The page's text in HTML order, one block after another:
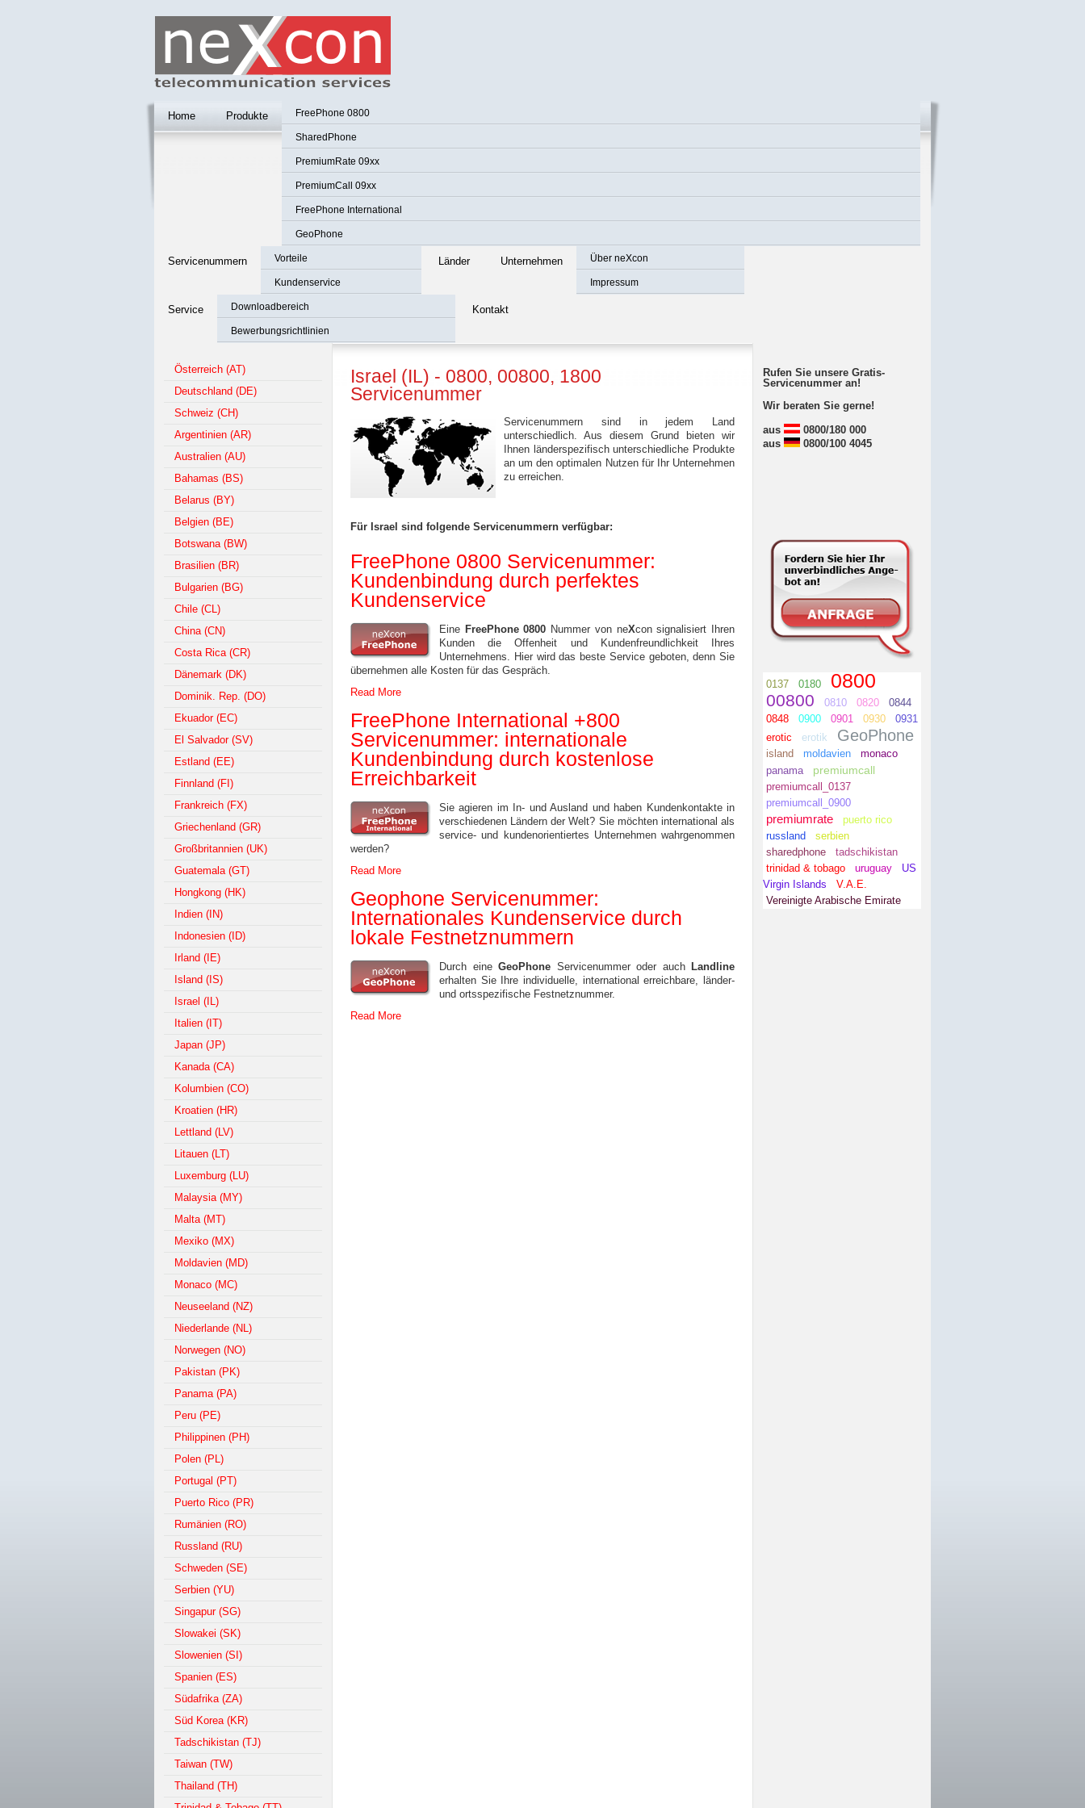
Home Produkte FreePhone 0800
SharedPhone
PremiumRate 09xx
PremiumCall 09xx
FreePhone International
GeoPhone
Servicenummern Vorteile
Kundenservice
Länder Unternehmen Über neXcon
Impressum
Service Downloadbereich
Bewerbungsrichtlinien
Kontakt
Österreich (AT)
Deutschland (DE)
Schweiz (CH)
Argentinien (AR)
Australien (AU)
Bahamas (BS)
Belarus (BY)
Belgien (BE)
Botswana (BW)
Brasilien (BR)
Bulgarien (BG)
Chile (CL)
China (CN)
Costa Rica (CR)
Dänemark (DK)
Dominik. Rep. (DO)
Ekuador (EC)
El Salvador (SV)
Estland (EE)
Finnland (FI)
Frankreich (FX)
Griechenland (GR)
Großbritannien (UK)
Guatemala (GT)
Hongkong (HK)
Indien (IN)
Indonesien (ID)
Irland (IE)
Island (IS)
Israel (IL)
Italien (IT)
Japan (JP)
Kanada (CA)
Kolumbien (CO)
Kroatien (HR)
Lettland (LV)
Litauen (LT)
Luxemburg (LU)
Malaysia (MY)
Malta (MT)
Mexiko (MX)
Moldavien (MD)
Monaco (MC)
Neuseeland (NZ)
Niederlande (NL)
Norwegen (NO)
Pakistan (PK)
Panama (PA)
Peru (PE)
Philippinen (PH)
Polen (PL)
Portugal (PT)
Puerto Rico (PR)
Rumänien (RO)
Russland (RU)
Schweden (SE)
Serbien (YU)
Singapur (SG)
Slowakei (SK)
Slowenien (SI)
Spanien (ES)
Südafrika (ZA)
Süd Korea (KR)
Tadschikistan (TJ)
Taiwan (TW)
Thailand (TH)
Israel (IL) - 0800, 00800, 1800
Servicenummer
Servicenummern sind in jedem Land
unterschiedlich. Aus diesem Grund bieten wir
Ihnen länderspezifisch unterschiedliche Produkte
an um den optimalen Nutzen für Ihr Unternehmen
zu erreichen.
Für Israel sind folgende Servicenummern verfügbar:
FreePhone 0800 Servicenummer:
Kundenbindung durch perfektes
Kundenservice
Eine FreePhone 0800 Nummer von neXcon signalisiert Ihren
Kunden die Offenheit und Kundenfreundlichkeit Ihres
Unternehmens. Hier wird das beste Service geboten, denn Sie
übernehmen alle Kosten für das Gespräch.
Read More
FreePhone International +800
Servicenummer: internationale
Kundenbindung durch kostenlose
Erreichbarkeit
Sie agieren im In- und Ausland und haben Kundenkontakte in
verschiedenen Ländern der Welt? Sie möchten international als
service- und kundenorientiertes Unternehmen wahrgenommen
werden?
Read More
Geophone Servicenummer:
Internationales Kundenservice durch
lokale Festnetznummern
Durch eine GeoPhone Servicenummer oder auch Landline
erhalten Sie Ihre individuelle, international erreichbare, länder-
und ortsspezifische Festnetznummer.
Read More
Rufen Sie unsere Gratis-
Servicenummer an!
Wir beraten Sie gerne!
aus
0800/180 000
aus
0800/100 4045
0137 0180 0800
00800 0810 0820
0844
0848
0900 0901 0930
0931
erotic
erotik GeoPhone
island moldavien
monaco
panama
premiumcall
premiumcall_0137
premiumcall_0900
premiumrate
puerto rico
russland
serbien
sharedphone
tadschikistan
trinidad & tobago
uruguay
US
Virgin Islands
V.A.E.
Vereinigte Arabische Emirate